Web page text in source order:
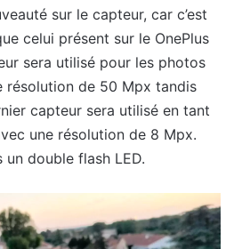
sur le capteur, car c’est
celui présent sur le OnePlus
sera utilisé pour les photos
résolution de 50 Mpx tandis
capteur sera utilisé en tant
une résolution de 8 Mpx.
un double flash LED.